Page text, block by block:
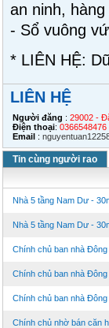
an ninh,
- Sổ vuông
* LIÊN HỆ:
LIÊN HỆ
Người đăng : 29002 -
Điện thoại: 0366548476
Email :
Tin cùng người rao
Nhà 5 tầng Nam Dư -
Nhà 5 tầng Nam Dư -
Chính chủ ban nhà Đông
Chính chủ ban nhà Đông
Chính chủ ban nhà Đông
Chính chủ nhờ bán căn